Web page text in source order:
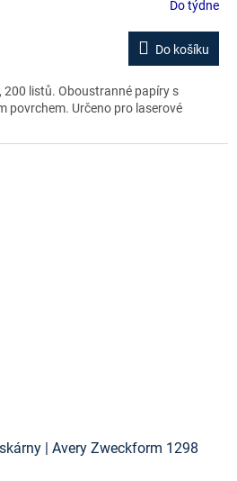
Do týdne
Do košíku
200 listů. Oboustranné papíry s
povrchem. Určeno pro laserové
| Avery Zweckform 1298